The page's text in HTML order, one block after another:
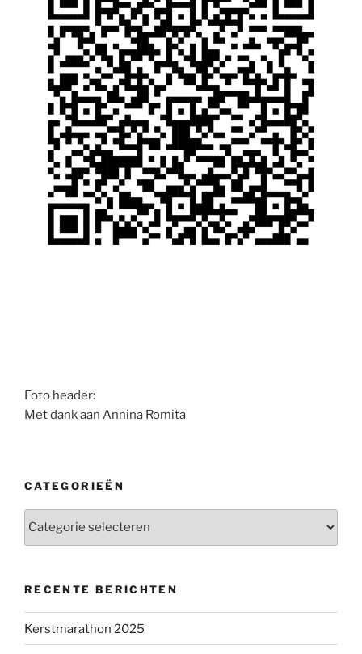
Foto header:
Met dank aan Annina Romita
CATEGORIEËN
Categorieën
RECENTE BERICHTEN
Kerstmarathon 2025